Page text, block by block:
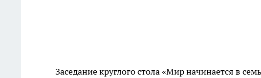
Заседание круглого стола «Мир начинается в